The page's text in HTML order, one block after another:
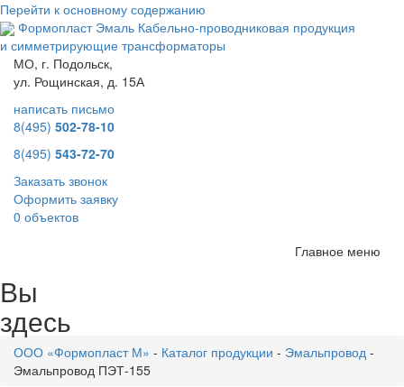
Перейти к основному содержанию
Формопласт Эмаль Кабельно-проводниковая продукция
и симметрирующие трансформаторы
МО, г. Подольск,
ул. Рощинская, д. 15А
написать письмо
8(495) 502-78-10
8(495) 543-72-70
Заказать звонок
Оформить заявку
0 объектов
Главное меню
Вы
здесь
ООО «Формопласт М» - Каталог продукции - Эмальпровод -
Эмальпровод ПЭТ-155